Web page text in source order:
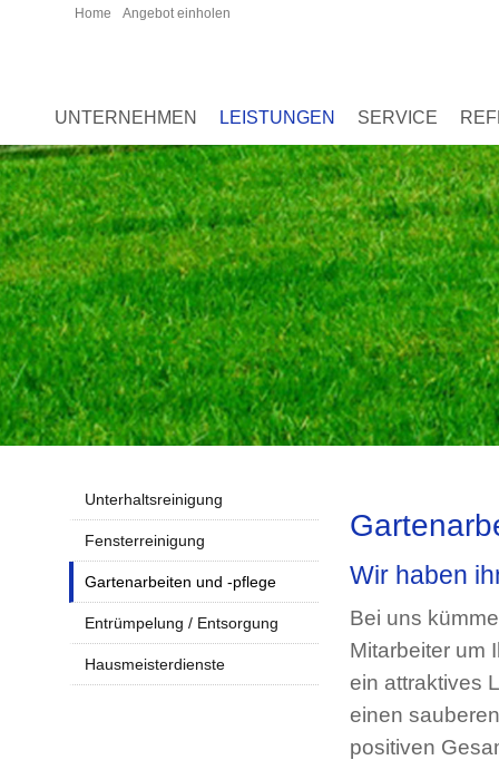
Home Angebot einholen
UNTERNEHMEN LEISTUNGEN SERVICE
Unterhaltsreinigung
Fensterreinigung
Gartenarbeiten und -pflege
Entrümpelung / Entsorgung
Hausmeisterdienste
Wir haben
Bei uns
Mitarbeiter um
ein attraktives
einen
positiven